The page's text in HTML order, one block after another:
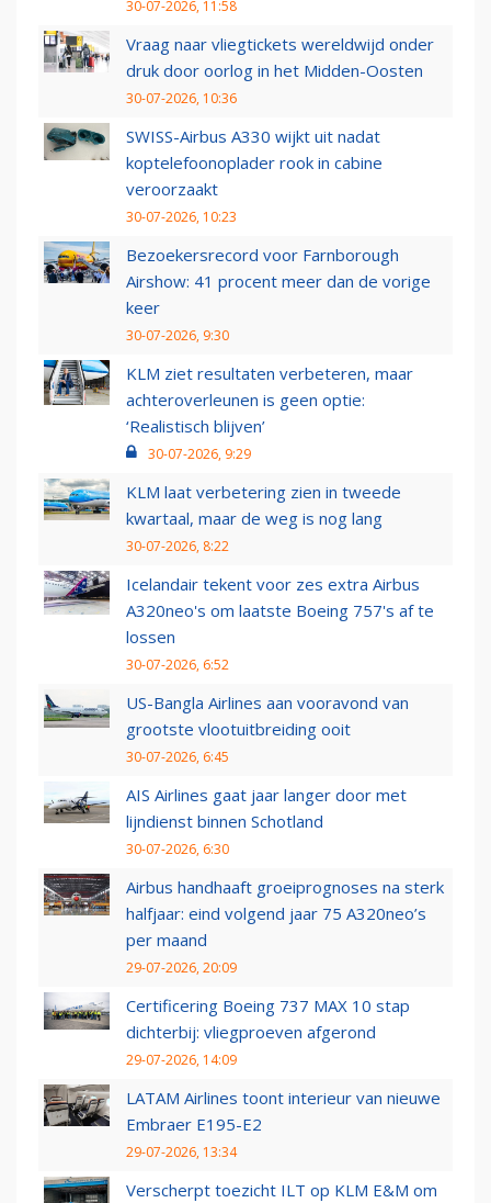
30-07-2026, 11:58
Vraag naar vliegtickets wereldwijd onder
druk door oorlog in het Midden-Oosten
30-07-2026, 10:36
SWISS-Airbus A330 wijkt uit nadat
koptelefoonoplader rook in cabine
veroorzaakt
30-07-2026, 10:23
Bezoekersrecord voor Farnborough
Airshow: 41 procent meer dan de vorige
keer
30-07-2026, 9:30
KLM ziet resultaten verbeteren, maar
achteroverleunen is geen optie:
‘Realistisch blijven’
30-07-2026, 9:29
KLM laat verbetering zien in tweede
kwartaal, maar de weg is nog lang
30-07-2026, 8:22
Icelandair tekent voor zes extra Airbus
A320neo's om laatste Boeing 757's af te
lossen
30-07-2026, 6:52
US-Bangla Airlines aan vooravond van
grootste vlootuitbreiding ooit
30-07-2026, 6:45
AIS Airlines gaat jaar langer door met
lijndienst binnen Schotland
30-07-2026, 6:30
Airbus handhaaft groeiprognoses na sterk
halfjaar: eind volgend jaar 75 A320neo’s
per maand
29-07-2026, 20:09
Certificering Boeing 737 MAX 10 stap
dichterbij: vliegproeven afgerond
29-07-2026, 14:09
LATAM Airlines toont interieur van nieuwe
Embraer E195-E2
29-07-2026, 13:34
Verscherpt toezicht ILT op KLM E&M om